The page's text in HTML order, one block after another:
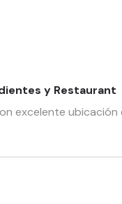
y Restaurant
excelente